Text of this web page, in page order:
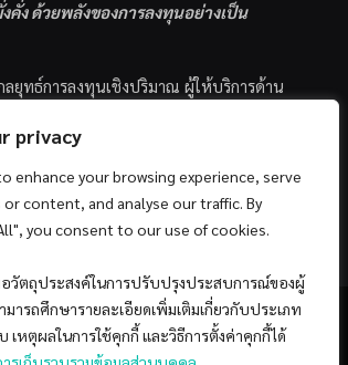
privacy
enhance your browsing experience, serve
content, and analyse our traffic. By
you consent to our use of cookies.
อวัตถุประสงค์ในการปรับปรุงประสบการณ์ของผู้
ารถศึกษารายละเอียดเพิ่มเติมเกี่ยวกับประเภท
เหตุผลในการใช้คุกกี้ และวิธีการตั้งค่าคุกกี้ได้
คั่ง ด้วยพลังของการลงทุนอย่างเป็น
ลยุทธ์การลงทุนเชิงปริมาณ ผู้ให้บริการด้าน
หมายที่จะช่วยเหลือให้นักลงทุนไทย
ะบวนการลงทุนอย่างเป็นระบบแบบ
Investing